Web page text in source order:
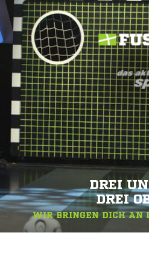
DREI
DREI
WIR BRINGEN DICH AN